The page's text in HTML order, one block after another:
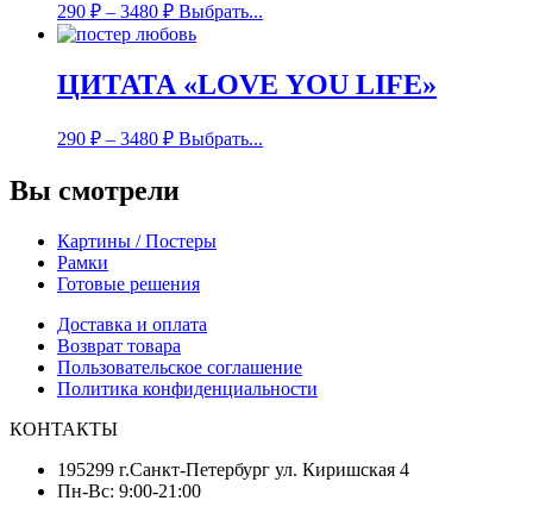
290 ₽ – 3480 ₽ Выбрать...
ЦИТАТА «LOVE YOU LIFE»
290 ₽ – 3480 ₽ Выбрать...
Вы смотрели
Картины / Постеры
Рамки
Готовые решения
Доставка и оплата
Возврат товара
Пользовательское соглашение
Политика конфиденциальности
КОНТАКТЫ
195299 г.Санкт-Петербург ул. Киришская 4
Пн-Вс: 9:00-21:00